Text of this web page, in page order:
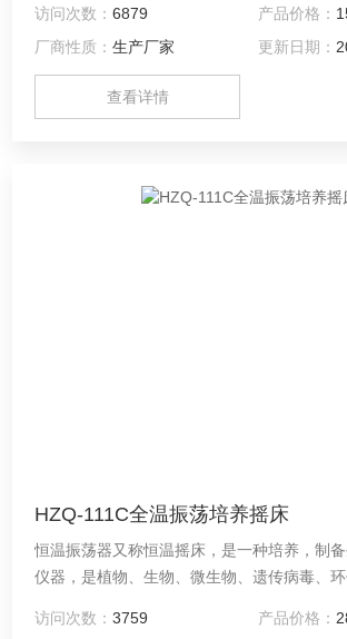
用于生物样品的培养,发酵，杂交和生物化学
组织研究等，是科研教学生产等部门的理想
访问次数：6879 产品价格：
厂商性质：生产厂家 更新日期：
查看详情
HZQ-111C全温振荡培养摇床
恒温振荡器又称恒温摇床，是一种培养，制
仪器，是植物、生物、微生物、遗传病毒、环
访问次数：3759 产品价格：